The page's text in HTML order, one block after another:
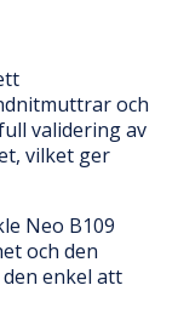
och
validering av
vilket ger
Neo B109
och den
enkel att